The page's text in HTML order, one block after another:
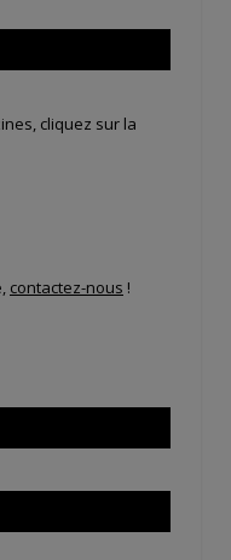
cliquez sur la
contactez-nous !